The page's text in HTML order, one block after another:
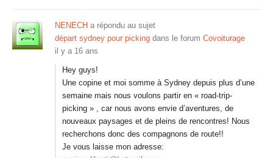
NENECH a répondu au sujet
départ sydney pour picking dans le forum Covoiturage
il y a 16 ans
Hey guys!
Une copine et moi somme à Sydney depuis plus d’une
semaine mais nous voulons partir en « road-trip-
picking » , car nous avons envie d’aventures, de
nouveaux paysages et de pleins de rencontres! Nous
recherchons donc des compagnons de route!!
Je vous laisse mon adresse: